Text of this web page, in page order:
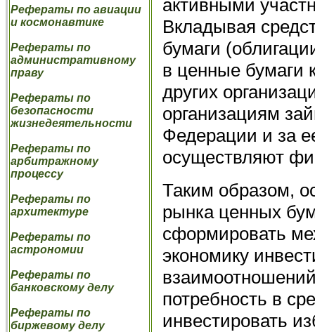
Рефераты по авиации
и космонавтике
Рефераты по
административному
праву
Рефераты по
безопасности
жизнедеятельности
Рефераты по
арбитражному
процессу
Рефераты по
архитектуре
Рефераты по
астрономии
Рефераты по
банковскому делу
Рефераты по
биржевому делу
активными
Вкладывая
бумаги
в ценные бумаги
других
организациям
Федерации и за
осуществляют
Таким образом,
рынка ценных
сформировать
экономику
потребность в
инвестировать